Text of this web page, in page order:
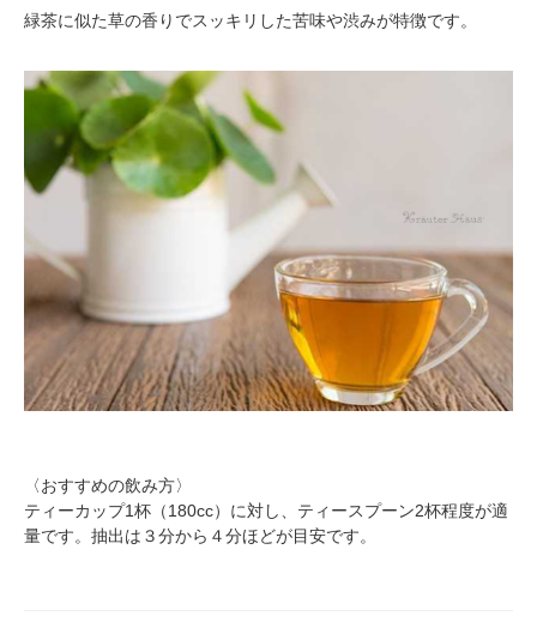
緑茶に似た草の香りでスッキリした苦味や渋みが特徴です。
〈おすすめの飲み方〉
ティーカップ1杯（180cc）に対し、ティースプーン2杯程度が適
量です。抽出は３分から４分ほどが目安です。